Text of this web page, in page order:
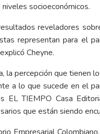
socioeconómicos.
reveladores
representan para el
Cheyne.
la percepción que tienen
a lo que sucede en el
EL TIEMPO Casa
que están siendo